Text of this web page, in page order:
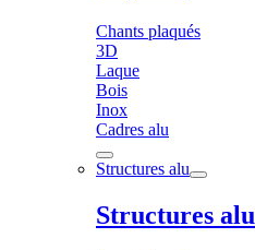
Chants plaqués
3D
Laque
Bois
Inox
Cadres alu
Structures alu
Structures alu